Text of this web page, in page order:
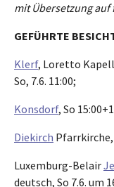
mit Übersetzung auf
GEFÜHRTE
Klerf, Loretto
So, 7.6. 11:00;
Konsdorf, So
Diekirch Pfarrkirche,
Luxemburg-Belair
deutsch, So 7.6. um